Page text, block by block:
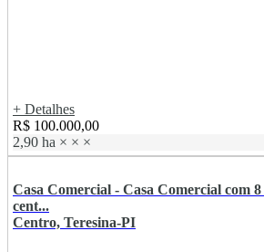
+ Detalhes
R$ 100.000,00
2,90 ha × × ×
Casa Comercial - Casa Comercial com
cent...
Centro, Teresina-PI